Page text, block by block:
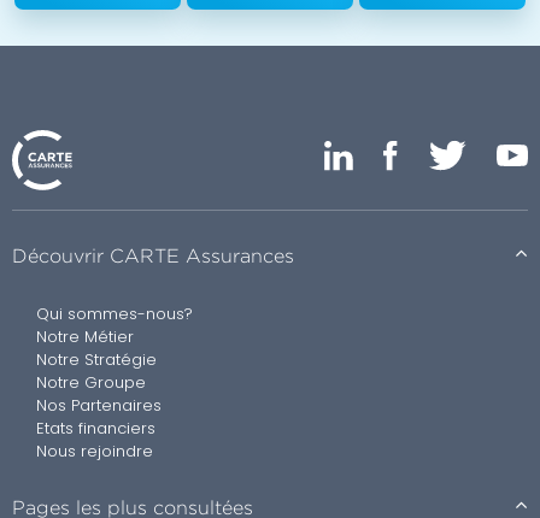
Découvrir CARTE Assurances
Qui sommes-nous?
Notre Métier
Notre Stratégie
Notre Groupe
Nos Partenaires
Etats financiers
Nous rejoindre
Pages les plus consultées